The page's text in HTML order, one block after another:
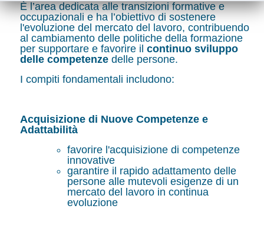
È l’area dedicata alle transizioni formative e
occupazionali e ha l’obiettivo di sostenere
l'evoluzione del mercato del lavoro, contribuendo
al cambiamento delle politiche della formazione
per supportare e favorire il continuo sviluppo
delle competenze delle persone.
I compiti fondamentali includono:
Acquisizione di Nuove Competenze e
Adattabilità
favorire l'acquisizione di competenze
innovative
garantire il rapido adattamento delle
persone alle mutevoli esigenze di un
mercato del lavoro in continua
evoluzione